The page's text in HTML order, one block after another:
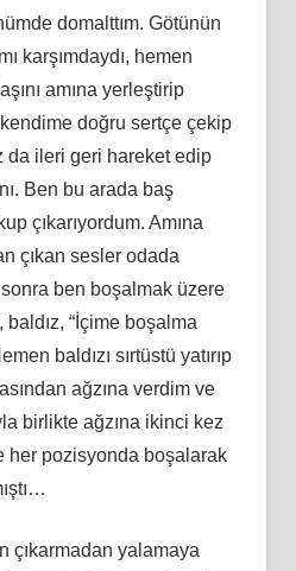
domalttım. Götünün
karşımdaydı, hemen
amına yerleştirip
doğru sertçe çekip
da ileri geri hareket edip
Ben bu arada baş
çıkarıyordum. Amına
çıkan sesler odada
ben boşalmak üzere
“İçime boşalma
baldızı sırtüstü yatırıp
ağzına verdim ve
birlikte ağzına ikinci kez
her pozisyonda boşalarak
çıkarmadan yalamaya